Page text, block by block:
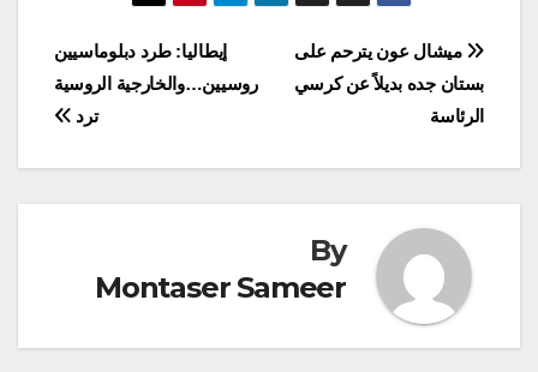
مناطق خارج السيطرة
التي زرعت بالبذار
الفاسدة (البذار الأميركية)
هي معروفة والمزارعون
تصفّح
المقالات
إيطاليا: طرد دبلوماسيين
روسيين…والخارجية الروسية
ترد
ميشال عون يترحم على
بستان جده بديلاً عن كرسي
الرئاسة
By
Montaser Sameer